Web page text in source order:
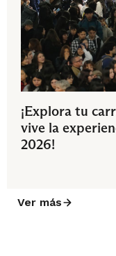
¡Explora tu
vive la
2026!
Ver más